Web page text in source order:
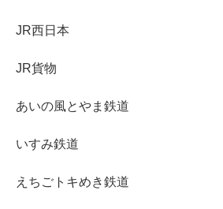
JR西日本
JR貨物
あいの風とやま鉄道
いすみ鉄道
えちごトキめき鉄道